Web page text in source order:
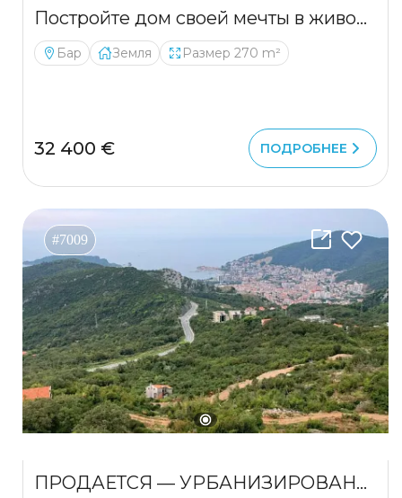
Постройте дом своей мечты в живописной деревне на юге Черногории
Бар Земля Размер 270 m²
32 400 € ПОДРОБНЕЕ
#7009
ПРОДАЕТСЯ — УРБАНИЗИРОВАННЫЙ ЗЕМЕЛЬНЫЙ УЧАСТОК В МАРКОВИЧАХ, БУДВА